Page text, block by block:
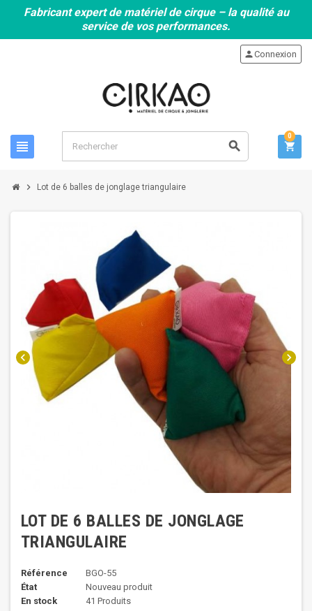
Fabricant expert de matériel de cirque – la qualité au
service de vos performances.
view_headline search
personConnexion
shopping_cart
0
chevron_right Lot de 6 balles de jonglage triangulaire
chevron_left chevron_right
LOT DE 6 BALLES DE JONGLAGE
TRIANGULAIRE
Référence
BGO-55
État
Nouveau produit
En stock
41 Produits